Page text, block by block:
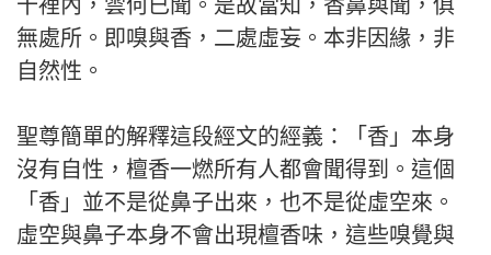
十裡內，雲何已聞。是故當知，香鼻與聞，俱
無處所。即嗅與香，二處虛妄。本非因緣，非
自然性。
聖尊簡單的解釋這段經文的經義：「香」本身
沒有自性，檀香一燃所有人都會聞得到。這個
「香」並不是從鼻子出來，也不是從虛空來。
虛空與鼻子本身不會出現檀香味，這些嗅覺與